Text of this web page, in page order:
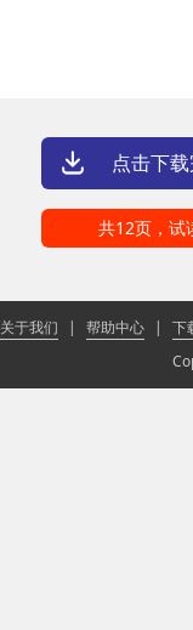
点击下
共12页，试
关于我们 | 帮助中心 |
下